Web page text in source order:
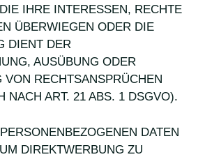
IHRE INTERESSEN, RECHTE
ÜBERWIEGEN ODER DIE
DIENT DER
AUSÜBUNG ODER
VON RECHTSANSPRÜCHEN
NACH ART. 21 ABS. 1 DSGVO).
DATEN
DIREKTWERBUNG ZU